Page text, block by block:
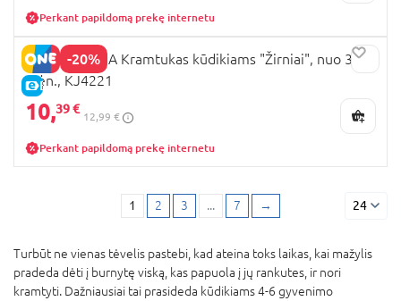
Perkant papildomą prekę internetu
-20%
E-KAINA
EDISONMAMA Kramtukas kūdikiams "Žirniai", nuo 3
mėn., KJ4221
10,39 €
12,99 €
Perkant papildomą prekę internetu
1 2 3 ... 7 → 24
Turbūt ne vienas tėvelis pastebi, kad ateina toks laikas, kai mažylis
pradeda dėti į burnytę viską, kas papuola į jų rankutes, ir nori
kramtyti. Dažniausiai tai prasideda kūdikiams 4-6 gyvenimo